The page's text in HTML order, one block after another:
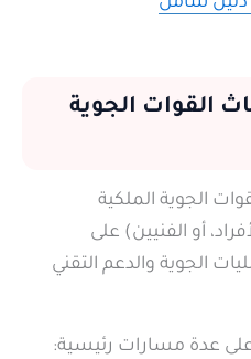
القوات الجوية
الجوية الملكية
أو الفنيين) على
الجوية والدعم التقني
عدة مسارات رئيسية: